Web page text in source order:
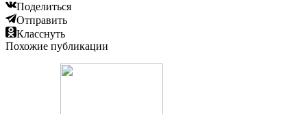
Поделиться
Отправить
Класснуть
Похожие публикации